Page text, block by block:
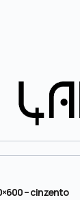
– cinzento